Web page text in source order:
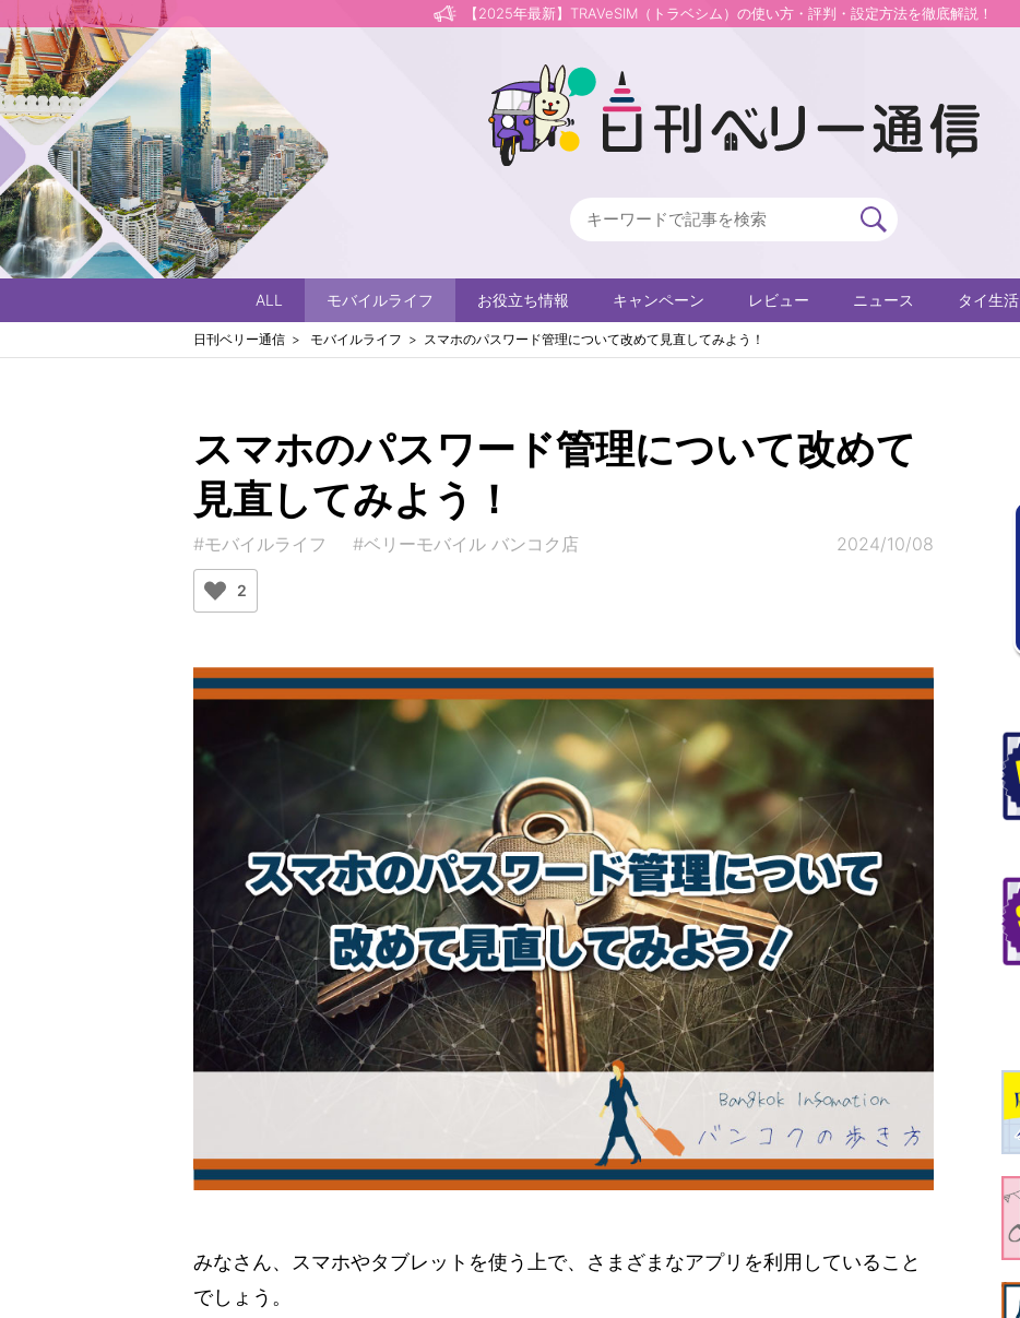
【2025年最新】TRAVeSIM（トラベシム）の使い方・評判・設定方法を徹底解説！
ALL モバイルライフ お役立ち情報 キャンペーン レビュー ニュース タイ生活
日刊ベリー通信 モバイルライフ スマホのパスワード管理について改めて見直してみよう！
スマホのパスワード管理について改めて
見直してみよう！
#モバイルライフ #ベリーモバイル バンコク店 2024/10/08
2
みなさん、スマホやタブレットを使う上で、さまざまなアプリを利用していること
でしょう。